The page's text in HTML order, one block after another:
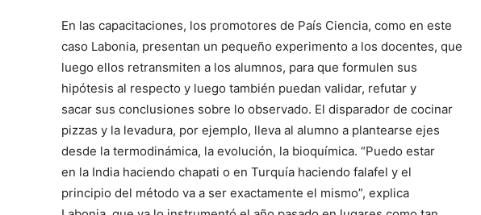
En las capacitaciones, los promotores de País Ciencia, como en este
caso Labonia, presentan un pequeño experimento a los docentes, que
luego ellos retransmiten a los alumnos, para que formulen sus
hipótesis al respecto y luego también puedan validar, refutar y
sacar sus conclusiones sobre lo observado. El disparador de cocinar
pizzas y la levadura, por ejemplo, lleva al alumno a plantearse ejes
desde la termodinámica, la evolución, la bioquímica. “Puedo estar
en la India haciendo chapati o en Turquía haciendo falafel y el
principio del método va a ser exactamente el mismo”, explica